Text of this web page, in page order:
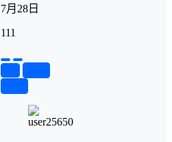
7月28日
111